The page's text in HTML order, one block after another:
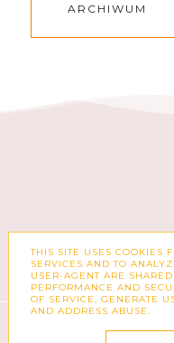
ARCHIWUM
KSIĄŻKACH,
THIS SITE USES COOKIES
SERVICES AND TO
USER-AGENT ARE
PERFORMANCE AND
OF SERVICE, GENERATE
AND ADDRESS ABUSE.